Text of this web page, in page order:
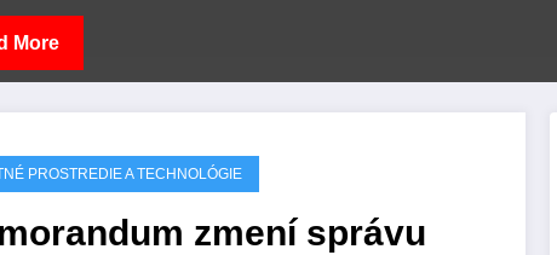
útočníci ušli.
More
PROSTREDIE A TECHNOLÓGIE
zmení správu